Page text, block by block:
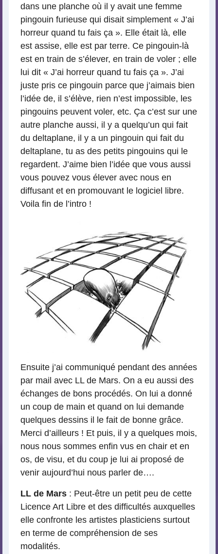
dans une planche où il y avait une femme
pingouin furieuse qui disait simplement « J’ai
horreur quand tu fais ça ». Elle était là, elle
est assise, elle est par terre. Ce pingouin-là
est en train de s’élever, en train de voler ; elle
lui dit « J’ai horreur quand tu fais ça ». J’ai
juste pris ce pingouin parce que j’aimais bien
l’idée de, il s’élève, rien n’est impossible, les
pingouins peuvent voler, etc. Ça c’est sur une
autre planche aussi, il y a quelqu’un qui fait
du deltaplane, il y a un pingouin qui fait du
deltaplane, tu as des petits pingouins qui le
regardent. J’aime bien l’idée que vous aussi
vous pouvez vous élever avec nous en
diffusant et en promouvant le logiciel libre.
Voila fin de l’intro !
Ensuite j’ai communiqué pendant des années
par mail avec LL de Mars. On a eu aussi des
échanges de bons procédés. On lui a donné
un coup de main et quand on lui demande
quelques dessins il le fait de bonne grâce.
Merci d’ailleurs ! Et puis, il y a quelques mois,
nous nous sommes enfin vus en chair et en
os, de visu, et du coup je lui ai proposé de
venir aujourd’hui nous parler de….
LL de Mars : Peut-être un petit peu de cette
Licence Art Libre et des difficultés auxquelles
elle confronte les artistes plasticiens surtout
en terme de compréhension de ses
modalités.